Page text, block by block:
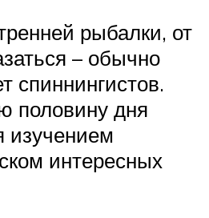
рыбалки, от
– обычно
спиннингистов.
половину дня
изучением
интересных